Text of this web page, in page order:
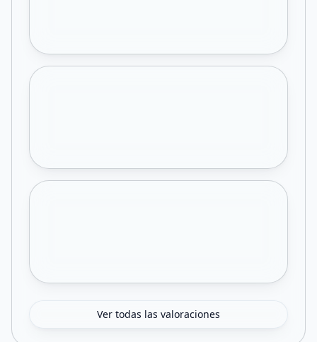
Ver todas las valoraciones